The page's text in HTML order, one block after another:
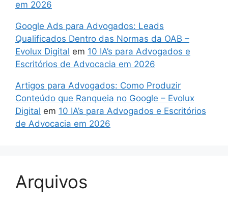
em 2026
Google Ads para Advogados: Leads
Qualificados Dentro das Normas da OAB –
Evolux Digital em 10 IA’s para Advogados e
Escritórios de Advocacia em 2026
Artigos para Advogados: Como Produzir
Conteúdo que Ranqueia no Google – Evolux
Digital em 10 IA’s para Advogados e Escritórios
de Advocacia em 2026
Arquivos